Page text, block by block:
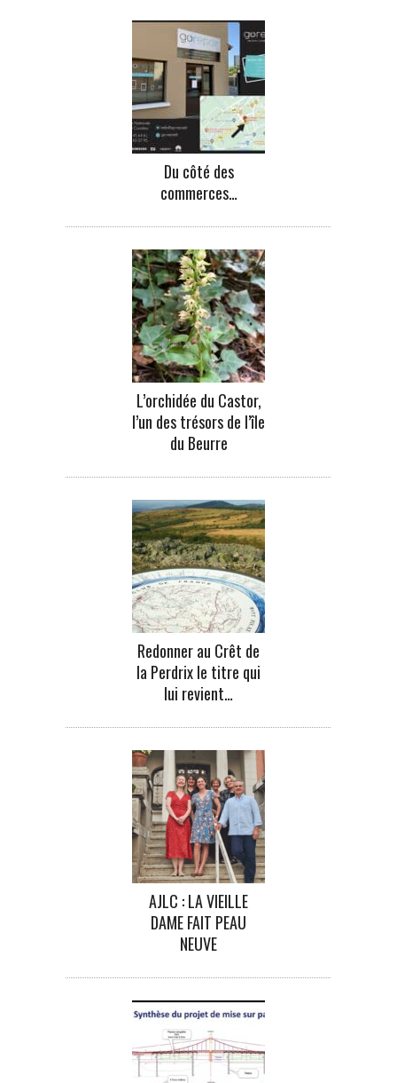
Du côté des
commerces…
L’orchidée du Castor,
l’un des trésors de l’île
du Beurre
Redonner au Crêt de
la Perdrix le titre qui
lui revient…
AJLC : LA VIEILLE
DAME FAIT PEAU
NEUVE